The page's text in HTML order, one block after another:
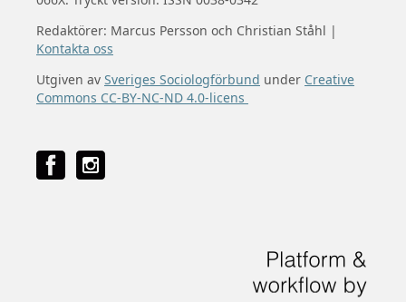
Redaktörer: Marcus Persson och Christian Ståhl |
Kontakta oss
Utgiven av Sveriges Sociologförbund under Creative
Commons CC-BY-NC-ND 4.0-licens